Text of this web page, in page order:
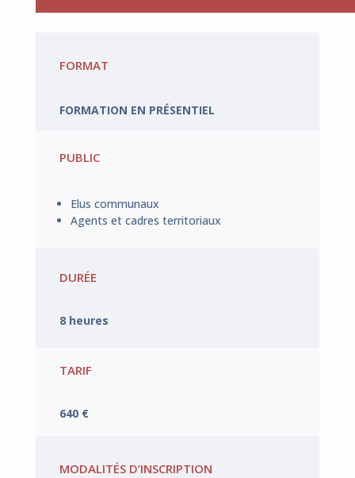
FORMAT
FORMATION EN PRÉSENTIEL
PUBLIC
Elus communaux
Agents et cadres territoriaux
DURÉE
8 heures
TARIF
640 €
MODALITÉS D’INSCRIPTION